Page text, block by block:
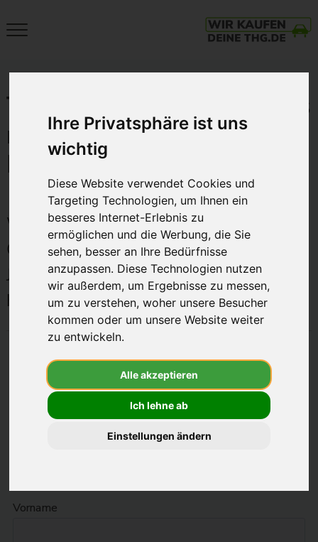
Ihre Privatsphäre ist uns
wichtig
Diese Website verwendet Cookies und
Targeting Technologien, um Ihnen ein
besseres Internet-Erlebnis zu
ermöglichen und die Werbung, die Sie
sehen, besser an Ihre Bedürfnisse
anzupassen. Diese Technologien nutzen
wir außerdem, um Ergebnisse zu messen,
um zu verstehen, woher unsere Besucher
kommen oder um unsere Website weiter
zu entwickeln.
Alle akzeptieren
Ich lehne ab
Einstellungen ändern
Quote
und
mit
Geld
verdienen.
Einfach.
Nachhaltig.
Zum
Höchstpreis.
Beim
besten
Close
THG-Quote als Autohaus
richtig einsetzen |
Download Whitepaper
Whitepaper: Wie Autohäuser die THG-
Quote als neuen Erlöskanal nutzen.
Jetzt kostenloses Whitepaper
herunterladen.